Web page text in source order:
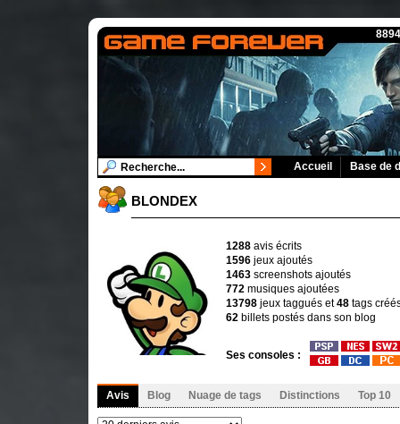
Accueil Base de
BLONDEX
1288 avis écrits
1596 jeux ajoutés
1463 screenshots ajoutés
772 musiques ajoutées
13798 jeux taggués et48 tags
62 billets postés dans son blog
Ses consoles :
Avis Blog Nuage de tags Distinctions Top 10